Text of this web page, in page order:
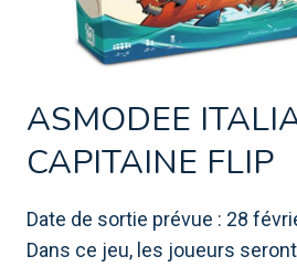
ASMODEE
CAPITAINE FLIP
Date de sortie prévue : 28
Dans ce jeu, les joueurs